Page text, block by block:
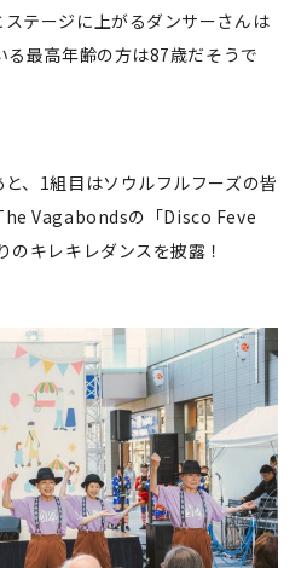
テージに上がるダンサーさんは
最高年齢の方は87歳だそうで
、1組目はソウルフルフーズの皆
Vagabondsの「Disco Feve
キレキレダンスを披露！